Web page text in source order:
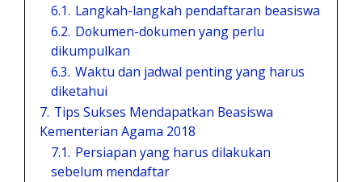
6.1. Langkah-langkah pendaftaran beasiswa
6.2. Dokumen-dokumen yang perlu
dikumpulkan
6.3. Waktu dan jadwal penting yang harus
diketahui
7. Tips Sukses Mendapatkan Beasiswa
Kementerian Agama 2018
7.1. Persiapan yang harus dilakukan
sebelum mendaftar